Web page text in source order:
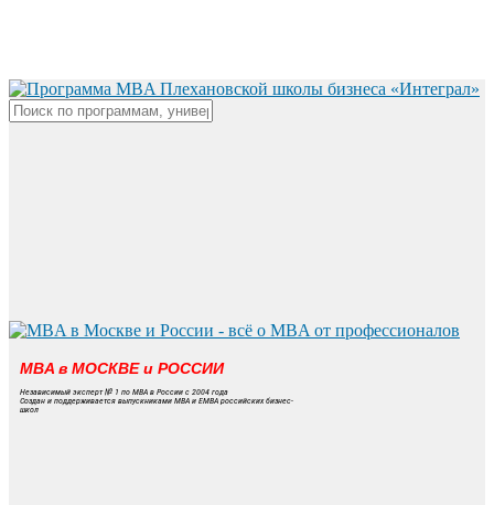
content
MBA в МОСКВЕ и РОССИИ
Независимый эксперт № 1 по MBA в России с 2004 года
Создан и поддерживается выпускниками MBA и EMBA российских бизнес-
школ